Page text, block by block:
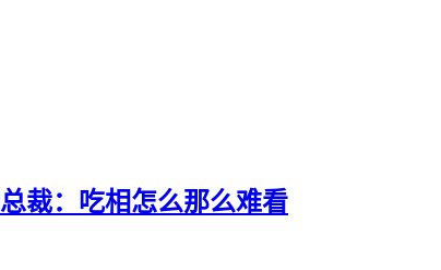
裁：吃相怎么那么难看